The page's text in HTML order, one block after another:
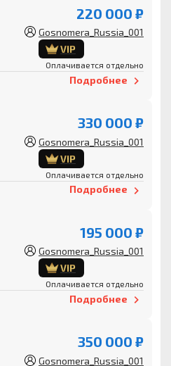
220 000 ₽
Gosnomera_Russia_001
VIP
Оплачивается отдельно
Подробнее
330 000 ₽
Gosnomera_Russia_001
VIP
Оплачивается отдельно
Подробнее
195 000 ₽
Gosnomera_Russia_001
VIP
Оплачивается отдельно
Подробнее
350 000 ₽
Gosnomera_Russia_001